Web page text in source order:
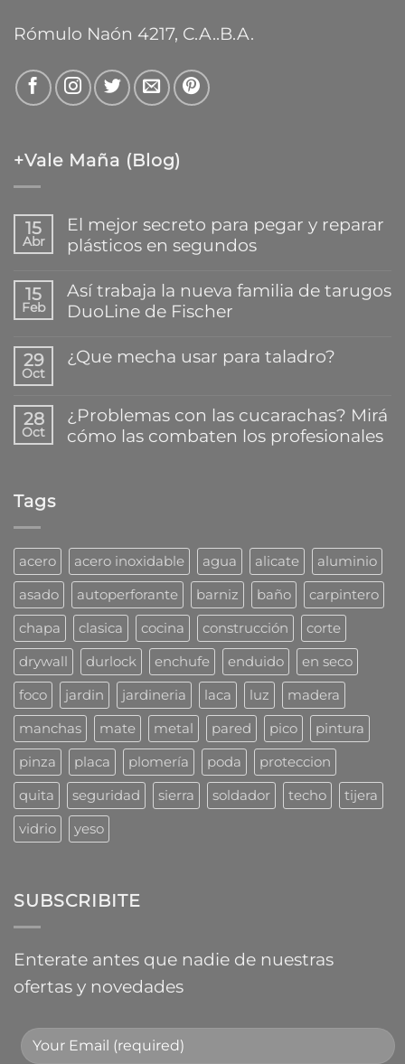
Rómulo Naón 4217, C.A..B.A.
+Vale Maña (Blog)
15
Abr
El mejor secreto para pegar y reparar
plásticos en segundos
hay
comentarios
en
secreto
para
reparar
plásticos
en
15
Feb
Así trabaja la nueva familia de tarugos
DuoLine de Fischer
hay
comentarios
la
nueva
29
Oct
¿Que mecha usar para taladro?
comentarios
en
¿Que
28
Oct
¿Problemas con las cucarachas? Mirá
cómo las combaten los profesionales
cucarachas?
Mirá
cómo
las
combaten
los
profesionales
Tags
acero acero inoxidable agua alicate
aluminio
asado
autoperforante barniz baño
carpintero
chapa
clasica cocina construcción
corte
drywall
durlock enchufe enduido
en seco
foco
jardin jardineria laca luz
madera
manchas
mate metal pared pico
pintura
pinza
placa plomería poda
proteccion
quita
seguridad sierra soldador techo
tijera
vidrio
yeso
SUBSCRIBITE
Enterate antes que nadie de nuestras
ofertas y novedades